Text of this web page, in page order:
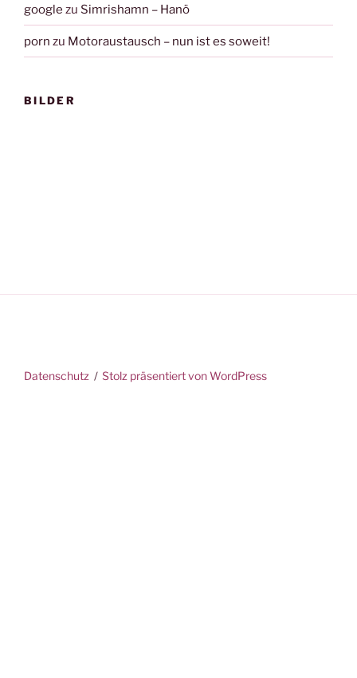
google zu Simrishamn – Hanö
porn zu Motoraustausch – nun ist es soweit!
BILDER
Datenschutz Stolz präsentiert von WordPress